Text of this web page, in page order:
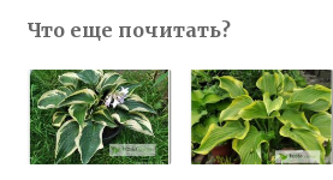
Что еще почитать?